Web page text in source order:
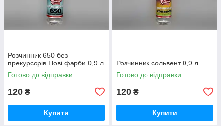
Розчинник 650 без
прекурсорів Нові фарби 0,9 л
Готово до відправки
120 ₴
Купити
Розчинник сольвент 0,9 л
Готово до відправки
120 ₴
Купити